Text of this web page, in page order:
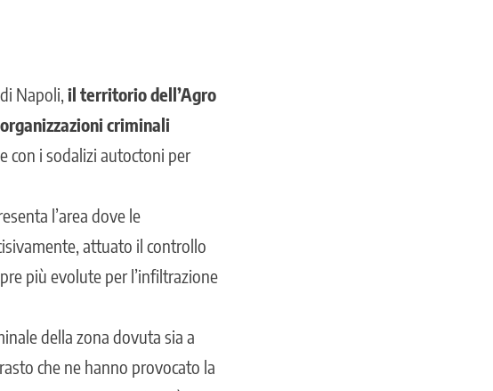
Napoli, il territorio dell’Agro
criminali
con i sodalizi autoctoni per
l’area dove le
attuato il controllo
più evolute per l’infiltrazione
della zona dovuta sia a
che ne hanno provocato la